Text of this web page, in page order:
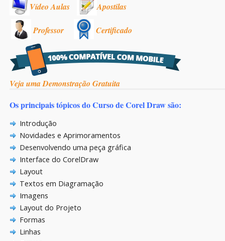
Vídeo Aulas Apostilas
Professor Certificado
Veja uma Demonstração Gratuita
Os principais tópicos do Curso de Corel Draw são:
Introdução
Novidades e Aprimoramentos
Desenvolvendo uma peça gráfica
Interface do CorelDraw
Layout
Textos em Diagramação
Imagens
Layout do Projeto
Formas
Linhas